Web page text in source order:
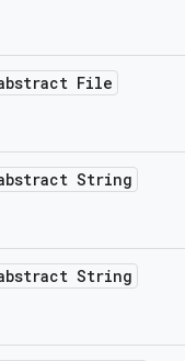
File
String
String